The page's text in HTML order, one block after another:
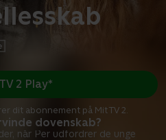
dovenskab?
når Per udfordrer de unge
2 Play*
dit abonnement på Mit TV 2.